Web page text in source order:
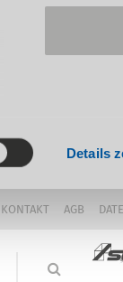
Details
KONTAKT AGB